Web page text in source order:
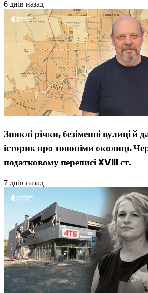
6 днів назад
Зниклі річки, безіменні вулиці й
історик про топоніми околиць
податковому переписі XVIII ст.
7 днів назад